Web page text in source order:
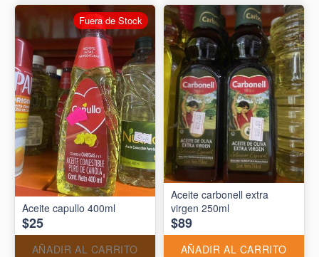
Aceite capullo 400ml
$25
AÑADIR AL CARRITO
Fuera de Stock
Aceite carbonell extra
virgen 250ml
$89
AÑADIR AL CARRITO